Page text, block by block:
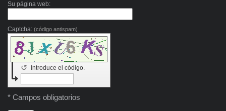
Su página web:
Captcha: (código antispam)
Introduce el código.
↺
* Campos obligatorios